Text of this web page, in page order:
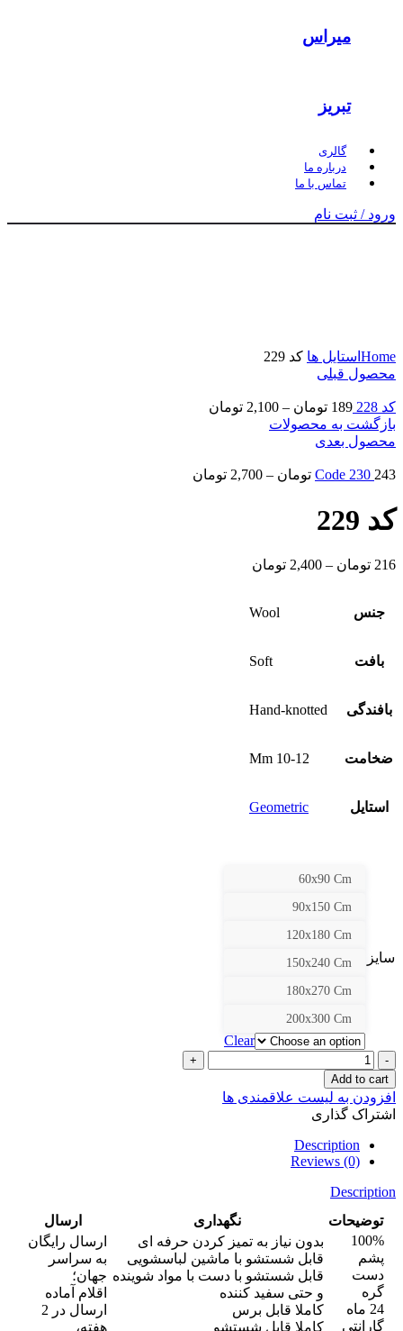
میراس
تبریز
گالری
درباره ما
تماس با ما
ورود / ثبت نام
Home استایل ها کد 229
محصول قبلی
کد 228 189 تومان –
2,100 تومان
بازگشت به محصولات
محصول بعدی
Code 230 243 تومان –
2,700 تومان
کد 229
216 تومان –
2,400 تومان
جنس Wool
بافت Soft
بافندگی Hand-knotted
ضخامت 10-12 Mm
استایل Geometric
سایز
60x90 Cm
90x150 Cm
120x180 Cm
150x240 Cm
180x270 Cm
200x300 Cm
Clear
کد
229
quantity
Add to cart
افزودن به لیست علاقمندی ها
اشتراک گذاری
Description
Reviews (0)
Description
توضیحات
نگهداری
ارسال
100%
پشم
دست
گره
24 ماه
گارانتی
بدون نیاز به تمیز کردن حرفه ای
قابل شستشو با ماشین لباسشویی
قابل شستشو با دست با مواد شوینده
و حتی سفید کننده
کاملا قابل برس
کاملا قابل شستشو
ارسال رایگان
به سراسر
جهان؛
اقلام آماده
ارسال در 2
هفته،